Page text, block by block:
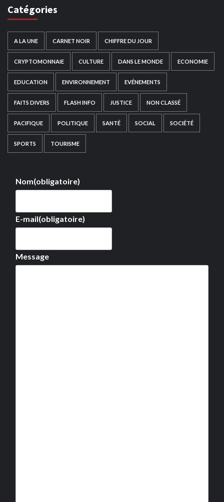
Catégories
A LA UNE CARNET NOIR CHIFFRE DU JOUR
CRYPTOMONNAIE CULTURE DANS LE MONDE ECONOMIE
EDUCATION ENVIRONNEMENT EVÉNEMENTS
FAITS DIVERS FLASH INFO JUSTICE NON CLASSÉ
PACIFIQUE POLITIQUE SANTÉ SOCIAL SOCIÉTÉ
SPORTS TOURISME
Nom(obligatoire)
E-mail(obligatoire)
Message